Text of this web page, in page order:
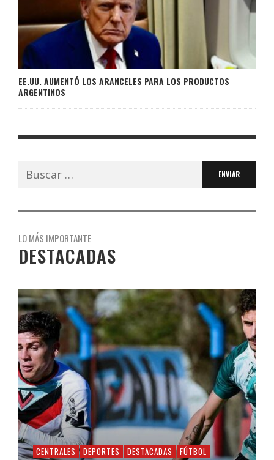
EE.UU. AUMENTÓ LOS ARANCELES PARA LOS PRODUCTOS
ARGENTINOS
Buscar:
LO MÁS IMPORTANTE
DESTACADAS
CENTRALES DEPORTES DESTACADAS FÚTBOL